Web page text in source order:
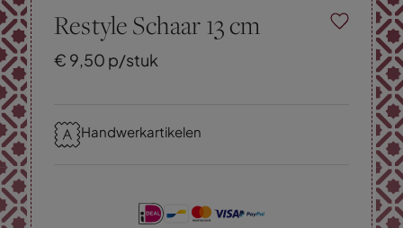
Restyle Schaar 13 cm
€ 9,50 p/stuk
Handwerkartikelen